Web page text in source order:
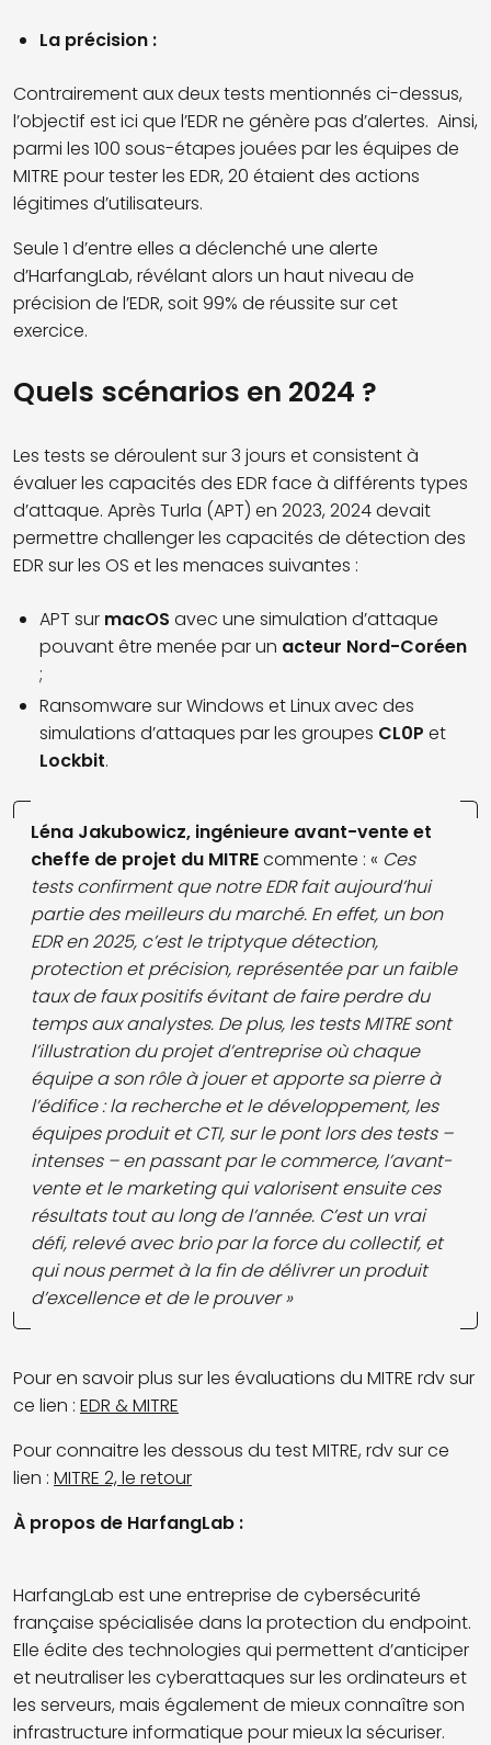
La précision :
Contrairement aux deux tests mentionnés ci-dessus,
l’objectif est ici que l’EDR ne génère pas d’alertes. Ainsi,
parmi les 100 sous-étapes jouées par les équipes de
MITRE pour tester les EDR, 20 étaient des actions
légitimes d’utilisateurs.
Seule 1 d’entre elles a déclenché une alerte
d’HarfangLab, révélant alors un haut niveau de
précision de l’EDR, soit 99% de réussite sur cet
exercice.
Quels scénarios en 2024 ?
Les tests se déroulent sur 3 jours et consistent à
évaluer les capacités des EDR face à différents types
d’attaque. Après Turla (APT) en 2023, 2024 devait
permettre challenger les capacités de détection des
EDR sur les OS et les menaces suivantes :
APT sur macOS avec une simulation d’attaque
pouvant être menée par un acteur Nord-Coréen
;
Ransomware sur Windows et Linux avec des
simulations d’attaques par les groupes CL0P et
Lockbit.
Léna Jakubowicz, ingénieure avant-vente et
cheffe de projet du MITREcommente : « Ces
tests confirment que notre EDR fait aujourd’hui
partie des meilleurs du marché. En effet, un bon
EDR en 2025, c’est le triptyque détection,
protection et précision, représentée par un faible
taux de faux positifs évitant de faire perdre du
temps aux analystes. De plus, les tests MITRE sont
l’illustration du projet d’entreprise où chaque
équipe a son rôle à jouer et apporte sa pierre à
l’édifice : la recherche et le développement, les
équipes produit et CTI, sur le pont lors des tests –
intenses – en passant par le commerce, l’avant-
vente et le marketing qui valorisent ensuite ces
résultats tout au long de l’année. C’est un vrai
défi, relevé avec brio par la force du collectif, et
qui nous permet à la fin de délivrer un produit
d’excellence et de le prouver »
Pour en savoir plus sur les évaluations du MITRE rdv sur
ce lien : EDR & MITRE
Pour connaitre les dessous du test MITRE, rdv sur ce
lien : MITRE 2, le retour
À propos de HarfangLab :
HarfangLab est une entreprise de cybersécurité
française spécialisée dans la protection du endpoint.
Elle édite des technologies qui permettent d’anticiper
et neutraliser les cyberattaques sur les ordinateurs et
les serveurs, mais également de mieux connaître son
infrastructure informatique pour mieux la sécuriser.